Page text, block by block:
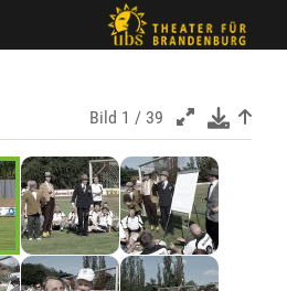
Bild 1 / 39